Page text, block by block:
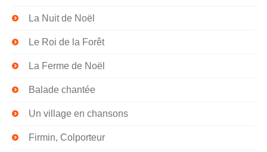
La Nuit de Noël
Le Roi de la Forêt
La Ferme de Noël
Balade chantée
Un village en chansons
Firmin, Colporteur